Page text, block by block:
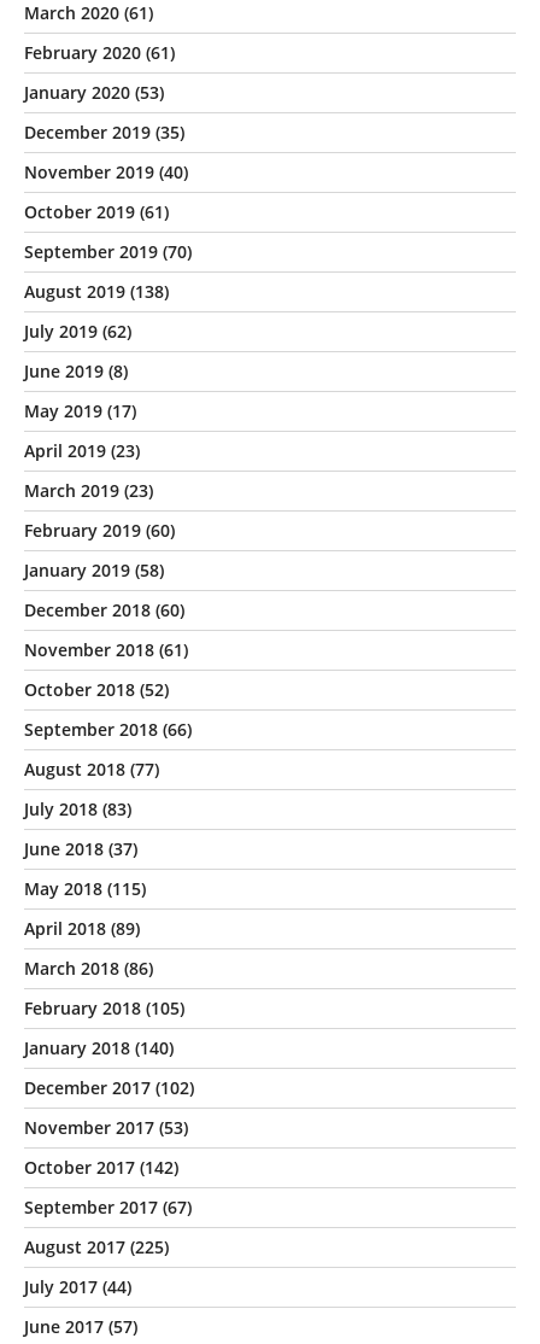
March 2020 (61)
February 2020 (61)
January 2020 (53)
December 2019 (35)
November 2019 (40)
October 2019 (61)
September 2019 (70)
August 2019 (138)
July 2019 (62)
June 2019 (8)
May 2019 (17)
April 2019 (23)
March 2019 (23)
February 2019 (60)
January 2019 (58)
December 2018 (60)
November 2018 (61)
October 2018 (52)
September 2018 (66)
August 2018 (77)
July 2018 (83)
June 2018 (37)
May 2018 (115)
April 2018 (89)
March 2018 (86)
February 2018 (105)
January 2018 (140)
December 2017 (102)
November 2017 (53)
October 2017 (142)
September 2017 (67)
August 2017 (225)
July 2017 (44)
June 2017 (57)